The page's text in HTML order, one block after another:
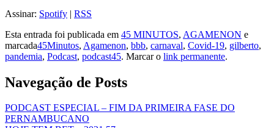
Assinar: Spotify | RSS
Esta entrada foi publicada em 45 MINUTOS, AGAMENON e
marcada45Minutos, Agamenon, bbb, carnaval, Covid-19, gilberto,
pandemia, Podcast, podcast45. Marcar o link permanente.
Navegação de Posts
PODCAST ESPECIAL – FIM DA PRIMEIRA FASE DO
PERNAMBUCANO